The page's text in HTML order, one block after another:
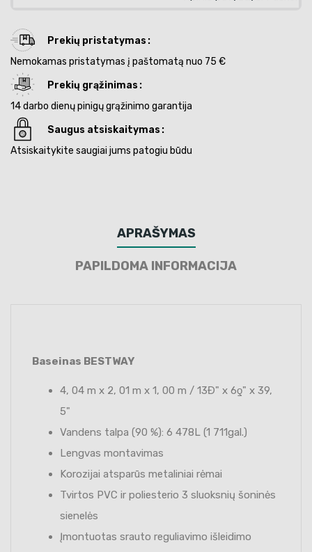
Prekių pristatymas
Nemokamas pristatymas į paštomatą nuo 75 €
Prekių grąžinimas
14 darbo dienų pinigų grąžinimo garantija
Saugus atsiskaitymas
Atsiskaitykite saugiai jums patogiu būdu
APRAŠYMAS
PAPILDOMA INFORMACIJA
Baseinas BESTWAY
4, 04 m x 2, 01 m x 1, 00 m / 13Ɖ" x 6ƍ" x 39,
5"
Vandens talpa (90 %): 6 478L (1 711gal.)
Lengvas montavimas
Korozijai atsparūs metaliniai rėmai
Tvirtos PVC ir poliesterio 3 sluoksnių šoninės
sienelės
Įmontuotas srauto reguliavimo išleidimo